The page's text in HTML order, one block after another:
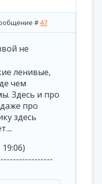
#47
не
ленивые,
чем
Здесь и про
про
здесь
19:06)